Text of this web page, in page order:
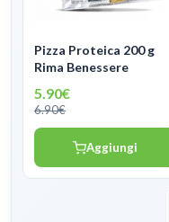
Pizza Proteica 200 g
Rima Benessere
5.90€
6.90€
Aggiungi